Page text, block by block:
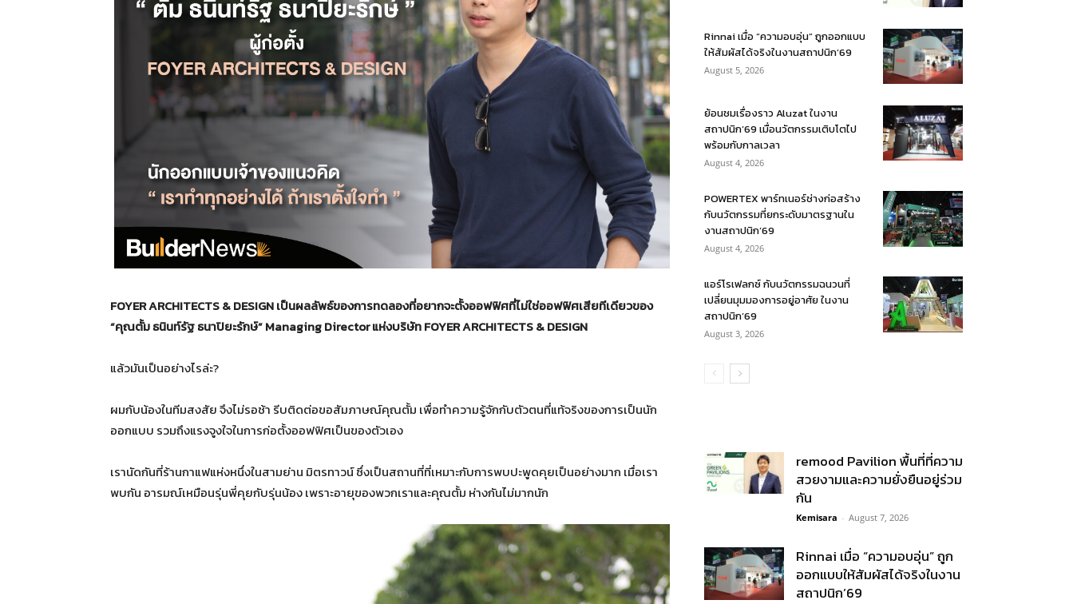
FOYER ARCHITECTS & DESIGNเป็นผลลัพธ์ของการทดลองที่อยากจะตั้งออฟฟิศที่ไม่ใช่ออฟฟิศเสียทีเดียวของ
“คุณตั้ม ธนินท์รัฐ ธนาปิยะรักษ์”Managing Directorแห่งบริษัทFOYER ARCHITECTS & DESIGN
แล้วมันเป็นอย่างไรล่ะ?
ผมกับน้องในทีมสงสัย จึงไม่รอช้า รีบติดต่อขอสัมภาษณ์คุณตั้ม เพื่อทำความรู้จักกับตัวตนที่แท้จริงของการเป็นนัก
ออกแบบ รวมถึงแรงจูงใจในการก่อตั้งออฟฟิศเป็นของตัวเอง
เรานัดกันที่ร้านกาแฟแห่งหนึ่งในสามย่าน มิตรทาวน์ ซึ่งเป็นสถานที่ที่เหมาะกับการพบปะพูดคุยเป็นอย่างมาก เมื่อเรา
พบกัน อารมณ์เหมือนรุ่นพี่คุยกับรุ่นน้อง เพราะอายุของพวกเราและคุณตั้ม ห่างกันไม่มากนัก
Rinnai เมื่อ “ความอบอุ่น” ถูกออกแบบ
ให้สัมผัสได้จริงในงานสถาปนิก’69
August 5, 2026
ย้อนชมเรื่องราว Aluzat ในงาน
สถาปนิก’69 เมื่อนวัตกรรมเติบโตไป
พร้อมกับกาลเวลา
August 4, 2026
POWERTEX พาร์ทเนอร์ช่างก่อสร้าง
กับนวัตกรรมที่ยกระดับมาตรฐานใน
งานสถาปนิก’69
August 4, 2026
แอร์โรเฟลกซ์ กับนวัตกรรมฉนวนที่
เปลี่ยนมุมมองการอยู่อาศัย ในงาน
สถาปนิก’69
August 3, 2026
remood Pavilion พื้นที่ที่ความ
สวยงามและความยั่งยืนอยู่ร่วม
กัน
Kemisara - August 7, 2026
Rinnai เมื่อ “ความอบอุ่น” ถูก
ออกแบบให้สัมผัสได้จริงในงาน
สถาปนิก’69